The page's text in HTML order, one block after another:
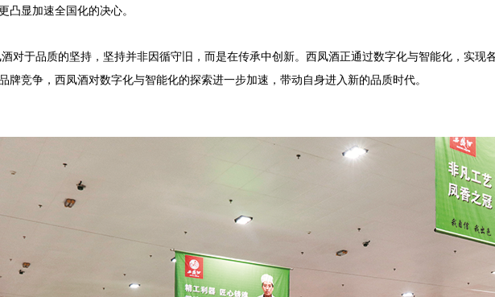
凸显加速全国化的决心。
对于品质的坚持，坚持并非因循守旧，而是在传承中创新。西凤酒正通过数字化与智能化，实
牌竞争，西凤酒对数字化与智能化的探索进一步加速，带动自身进入新的品质时代。